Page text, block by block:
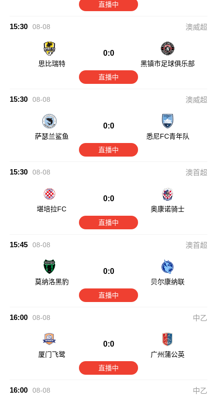
直播中
15:30 08-08 澳威超
思比瑞特
0:0
黑镇市足球俱乐部
直播中
15:30 08-08 澳威超
萨瑟兰鲨鱼
0:0
悉尼FC青年队
直播中
15:30 08-08 澳首超
堪培拉FC
0:0
奥康诺骑士
直播中
15:45 08-08 澳首超
莫纳洛黑豹
0:0
贝尔康纳联
直播中
16:00 08-08 中乙
厦门飞鹭
0:0
广州蒲公英
直播中
16:00 08-08 中乙